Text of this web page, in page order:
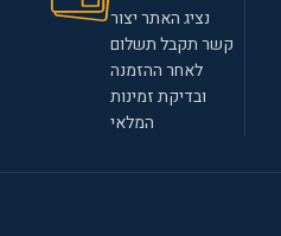
נציג האתר יצור
קשר תקבל תשלום
לאחר ההזמנה
ובדיקת זמינות
המלאי